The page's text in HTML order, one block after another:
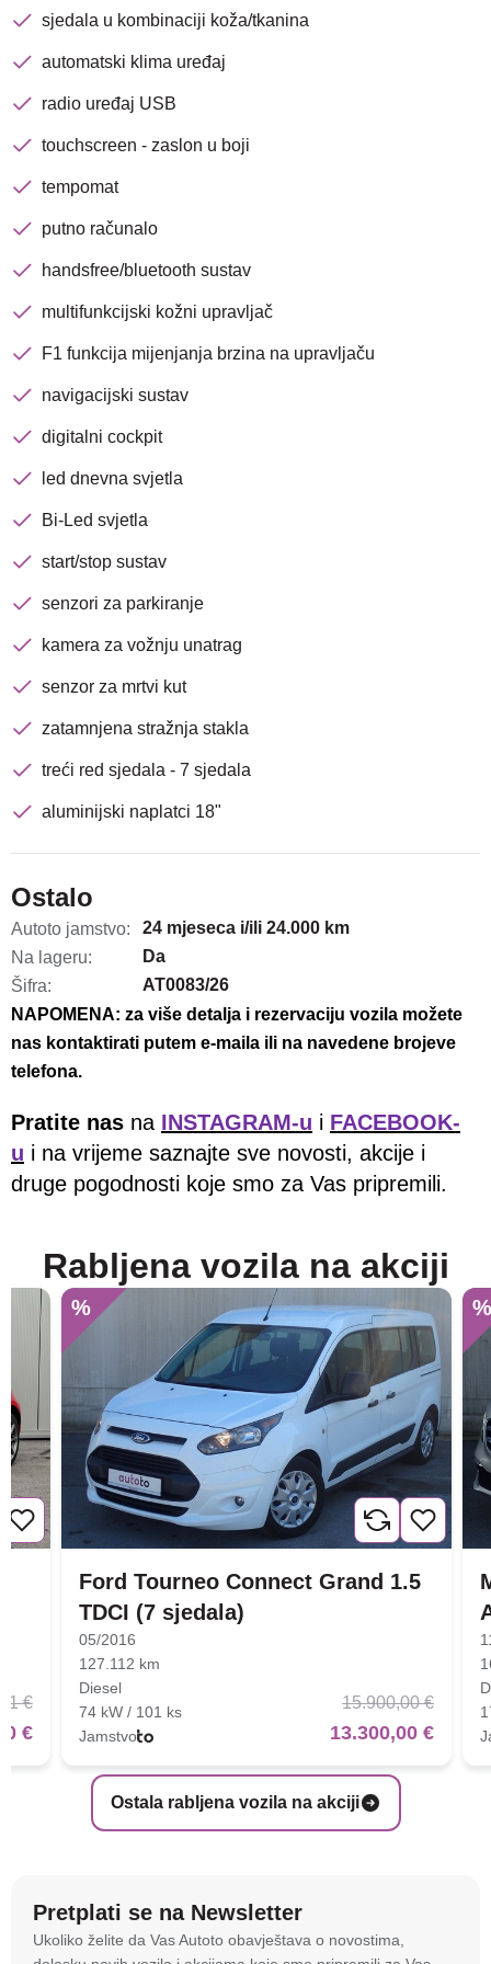
sjedala u kombinaciji koža/tkanina
automatski klima uređaj
radio uređaj USB
touchscreen - zaslon u boji
tempomat
putno računalo
handsfree/bluetooth sustav
multifunkcijski kožni upravljač
F1 funkcija mijenjanja brzina na upravljaču
navigacijski sustav
digitalni cockpit
led dnevna svjetla
Bi-Led svjetla
start/stop sustav
senzori za parkiranje
kamera za vožnju unatrag
senzor za mrtvi kut
zatamnjena stražnja stakla
treći red sjedala - 7 sjedala
aluminijski naplatci 18"
Ostalo
Autoto jamstvo:
24 mjeseca i/ili 24.000 km
Na lageru:
Da
Šifra:
AT0083/26
NAPOMENA: za više detalja i rezervaciju vozila možete
nas kontaktirati putem e-maila ili na navedene brojeve
telefona.
Pratite nas na INSTAGRAM-u i FACEBOOK-
u i na vrijeme saznajte sve novosti, akcije i
druge pogodnosti koje smo za Vas pripremili.
Rabljena vozila na akciji
Ostala rabljena vozila na akciji
€
€
%
Ford Tourneo Connect Grand 1.5
TDCI (7 sjedala)
05/2016
127.112 km
Diesel
74 kW / 101 ks
Jamstvo
15.900,00 €
13.300,00 €
Pretplati se na Newsletter
Ukoliko želite da Vas Autoto obavještava o novostima,
Nova lokacija - Slavonska
avenija 102, Resnik
Brza pretraga
Na stranici
tehnologije kako bismo spremali i pristupali